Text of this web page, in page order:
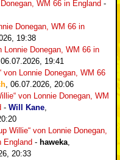
WM 66 in England -
Donegan, WM 66 in
19:38
Lonnie Donegan, WM 66 in
06.07.2026, 19:41
von Lonnie Donegan, WM 66
, 06.07.2026, 20:06
von Lonnie Donegan, WM
- Will Kane,
Willie“ von Lonnie Donegan,
England - haweka,
20:33